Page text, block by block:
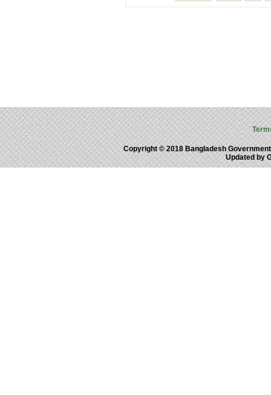
Copyright © 2018 Bangladesh
Updated by